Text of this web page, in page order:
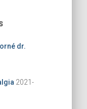
dr.
2021-